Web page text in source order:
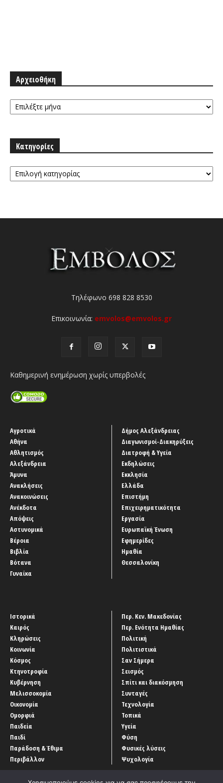
Αρχειοθήκη
Αρχειοθήκη
Κατηγορίες
Κατηγορίες
Τηλέφωνο 698 828 8530
Επικοινωνία: emvolos@emvolos.gr
Καθημερινή ενημέρωση χωρίς υπερβολές
Αγροτικά
Αθήνα
Αθλητισμός
Αλεξάνδρεια
Άμυνα
Ανακλήσεις
Ανακοινώσεις
Ανέκδοτα
Απόψεις
Αστυνομικά
Βέροια
Βιβλία
Βότανα
Γυναίκα
Δήμος Αλεξάνδρειας
Διαγωνισμοί-Διακηρύξεις
Διατροφή & Υγεία
Εκδηλώσεις
Εκκλησία
Ελλάδα
Επιστήμη
Επιχειρηματικότητα
Εργασία
Ευρωπαϊκή Ένωση
Εφημερίδες
Ημαθία
Θεσσαλονίκη
Ιστορικά
Καιρός
Κληρώσεις
Κοινωνία
Κόσμος
Κτηνοτροφία
Κυβέρνηση
Μελισσοκομία
Οικονομία
Ομορφιά
Παιδεία
Παιδί
Παράδοση & Έθιμα
Περιβάλλον
Περ. Κεν. Μακεδονίας
Περ. Ενότητα Ημαθίας
Πολιτική
Πολιτιστικά
Σαν Σήμερα
Σεισμός
Σπίτι και διακόσμηση
Συνταγές
Τεχνολογία
Τοπικά
Υγεία
Φύση
Φυσικές λύσεις
Ψυχολογία